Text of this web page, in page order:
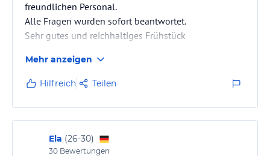
freundlichen Personal.
Alle Fragen wurden sofort beantwortet.
Sehr gutes und reichhaltiges Frühstück
Mehr anzeigen
Hilfreich Teilen
Ela (26-30)
30 Bewertungen